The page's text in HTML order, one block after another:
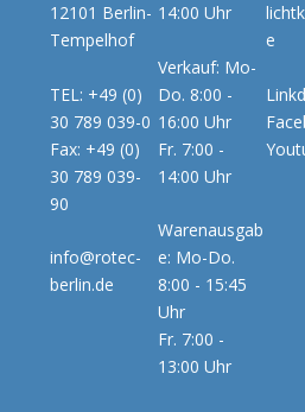
12101 Berlin-
Tempelhof
TEL: +49 (0)
30 789 039-0
Fax: +49 (0)
30 789 039-
90
info@rotec-
berlin.de
14:00 Uhr
Verkauf: Mo-
Do. 8:00 -
16:00 Uhr
Fr. 7:00 -
14:00 Uhr
Warenausgab
e: Mo-Do.
8:00 - 15:45
Uhr
Fr. 7:00 -
13:00 Uhr
e